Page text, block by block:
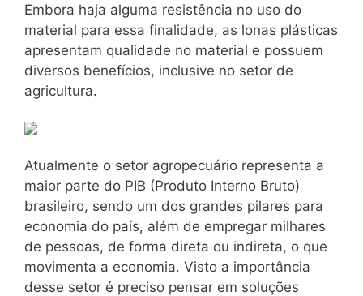
Embora haja alguma resistência no uso do
material para essa finalidade, as lonas plásticas
apresentam qualidade no material e possuem
diversos benefícios, inclusive no setor de
agricultura.
Atualmente o setor agropecuário representa a
maior parte do PIB (Produto Interno Bruto)
brasileiro, sendo um dos grandes pilares para
economia do país, além de empregar milhares
de pessoas, de forma direta ou indireta, o que
movimenta a economia. Visto a importância
desse setor é preciso pensar em soluções